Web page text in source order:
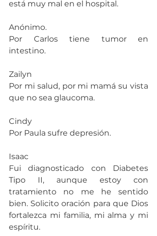
está muy mal en el hospital.
Anónimo.
Por Carlos tiene tumor en
intestino.
Zailyn
Por mi salud, por mi mamá su vista
que no sea glaucoma.
Cindy
Por Paula sufre depresión.
Isaac
Fui diagnosticado con Diabetes
Tipo II, aunque estoy con
tratamiento no me he sentido
bien. Solicito oración para que Dios
fortalezca mi familia, mi alma y mi
espíritu.